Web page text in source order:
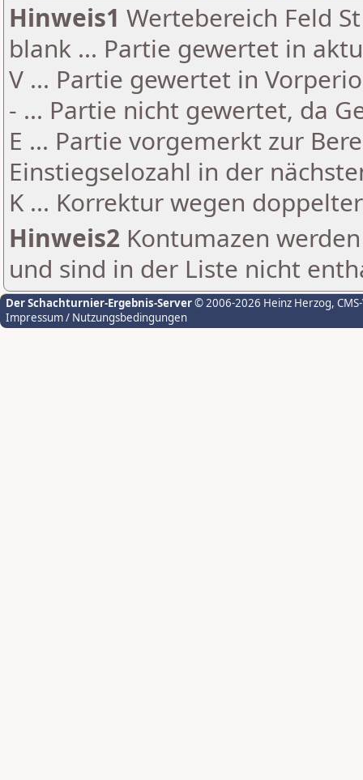
Hinweis1 Wertebereich Feld
blank ... Partie gewertet in
V ... Partie gewertet in
- ... Partie nicht gewertet, da
E ... Partie vorgemerkt zur
Einstiegselozahl in der
K ... Korrektur wegen
Hinweis2 Kontumazen
und sind in der Liste nicht
Der Schachturnier-Ergebnis-Server© 2006-2026 Heinz Herzog,
Impressum / Nutzungsbedingungen